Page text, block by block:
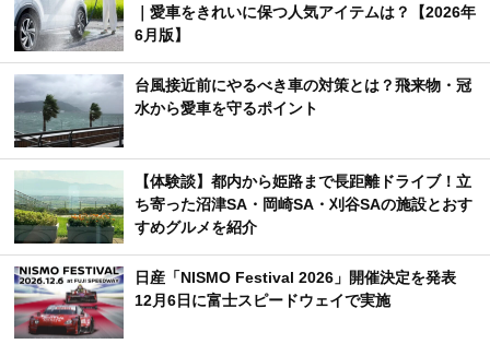
｜愛車をきれいに保つ人気アイテムは？【2026年
6月版】
台風接近前にやるべき車の対策とは？飛来物・冠
水から愛車を守るポイント
【体験談】都内から姫路まで長距離ドライブ！立
ち寄った沼津SA・岡崎SA・刈谷SAの施設とおす
すめグルメを紹介
日産「NISMO Festival 2026」開催決定を発表
12月6日に富士スピードウェイで実施